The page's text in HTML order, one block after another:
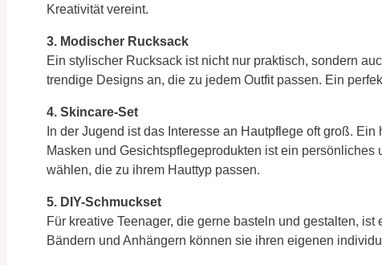
Kreativität vereint.
3. Modischer Rucksack
Ein stylischer Rucksack ist nicht nur praktisch, sondern
trendige Designs an, die zu jedem Outfit passen. Ein
4. Skincare-Set
In der Jugend ist das Interesse an Hautpflege oft groß.
Masken und Gesichtspflegeprodukten ist ein
wählen, die zu ihrem Hauttyp passen.
5. DIY-Schmuckset
Für kreative Teenager, die gerne basteln und gestalten,
Bändern und Anhängern können sie ihren eigenen